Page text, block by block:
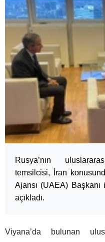
Rusya’nın
temsilcisi, İran
Ajansı (UAEA)
açıkladı.
Viyana’da bulunan